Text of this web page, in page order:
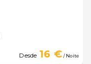
Desde 16 €/ Noite